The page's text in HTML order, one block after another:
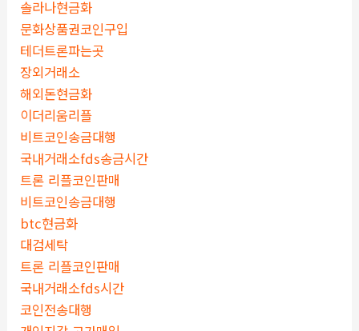
솔라나현금화
문화상품권코인구입
테더트론파는곳
장외거래소
해외돈현금화
이더리움리플
비트코인송금대행
국내거래소fds송금시간
트론 리플코인판매
비트코인송금대행
btc현금화
대검세탁
트론 리플코인판매
국내거래소fds시간
코인전송대행